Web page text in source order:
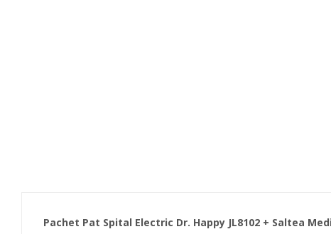
Pachet Pat Spital Electric Dr. Happy JL8102 + Saltea